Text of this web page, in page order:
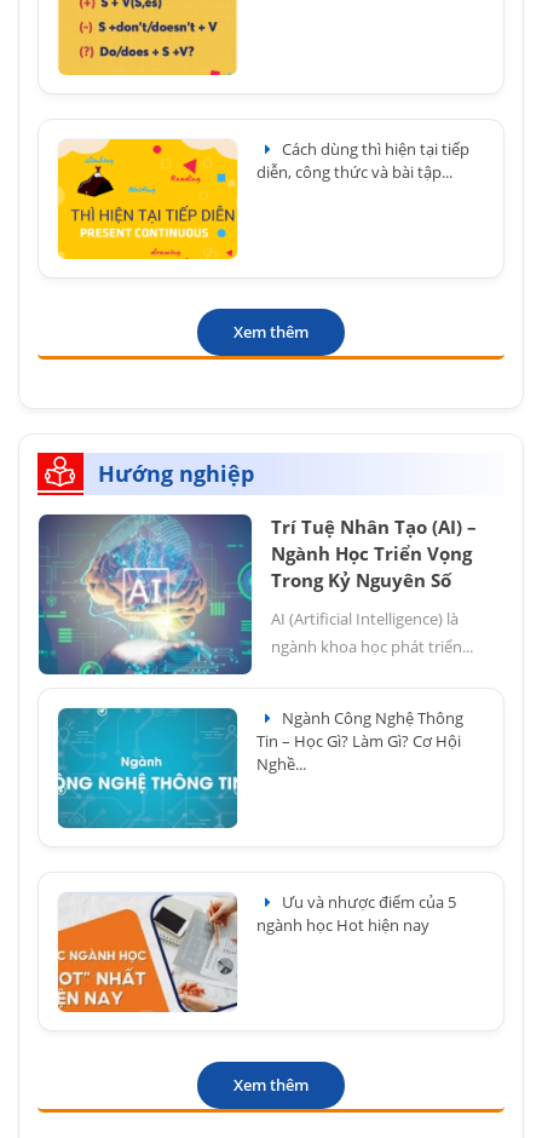
Cách dùng thì hiện tại tiếp
diễn, công thức và bài tập...
Xem thêm
Hướng nghiệp
Trí Tuệ Nhân Tạo (AI) –
Ngành Học Triển Vọng
Trong Kỷ Nguyên Số
AI (Artificial Intelligence) là
ngành khoa học phát triển...
Ngành Công Nghệ Thông
Tin – Học Gì? Làm Gì? Cơ Hội
Nghề...
Ưu và nhược điểm của 5
ngành học Hot hiện nay
Xem thêm